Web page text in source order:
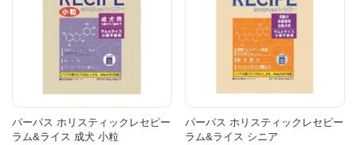
パーパス ホリスティックレセピー
ラム&ライス 成犬 小粒
パーパス ホリスティックレセピー
ラム&ライス シニア